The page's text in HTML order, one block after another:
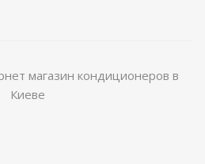
магазин кондиционеров в
Киеве